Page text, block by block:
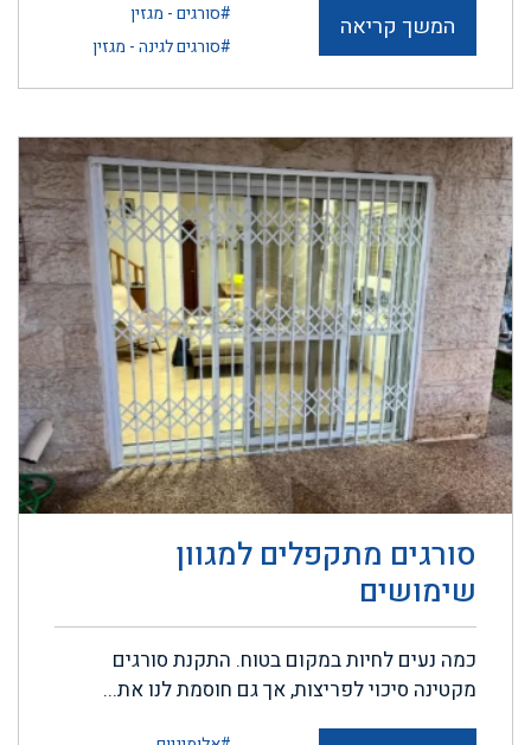
המשך קריאה
#סורגים - מגזין
#סורגים לגינה - מגזין
סורגים מתקפלים למגוון
שימושים
כמה נעים לחיות במקום בטוח. התקנת סורגים
מקטינה סיכוי לפריצות, אך גם חוסמת לנו את...